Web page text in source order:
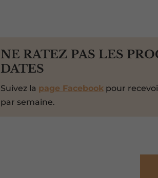
NE RATEZ PAS LES
DATES
Suivez la page Facebookpour
par semaine.